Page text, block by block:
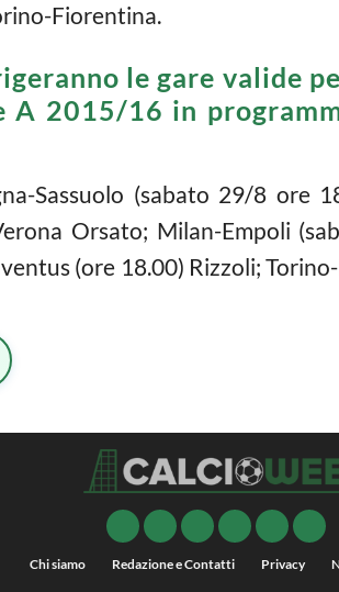
Fiorentina.
le gare valide
A 2015/16 in
Sassuolo (sabato 29/8 ore
Orsato; Milan-Empoli
(ore 18.00) Rizzoli;
Chi siamo Redazione e Contatti Privacy